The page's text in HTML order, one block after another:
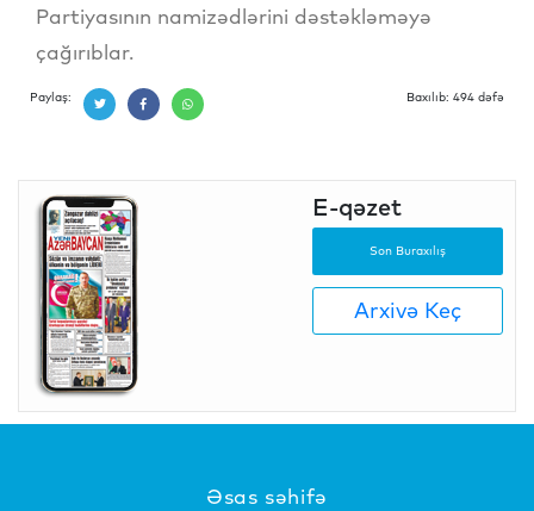
Partiyasının namizədlərini dəstəkləməyə
çağırıblar.
Paylaş: Baxılıb: 494 dəfə
E-qəzet
Son Buraxılış
Arxivə Keç
Əsas səhifə